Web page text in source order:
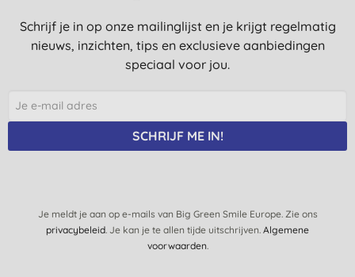
Schrijf je in op onze mailinglijst en je krijgt regelmatig
nieuws, inzichten, tips en exclusieve aanbiedingen
speciaal voor jou.
SCHRIJF ME IN!
Je meldt je aan op e-mails van Big Green Smile Europe. Zie ons
privacybeleid. Je kan je te allen tijde uitschrijven. Algemene
voorwaarden.